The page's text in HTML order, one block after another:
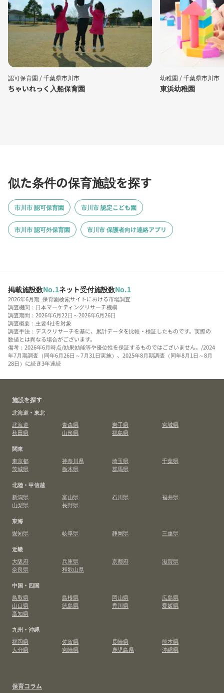
認可保育園 /千葉県市川市
ちゃいれっく入船保育園
幼稚園 /千葉県市川市
東浜幼稚園
似た条件の保育施設を探す
市川市 認可保育園 市川市 認定こども園
市川市 認可外保育園 市川市 保護者向け連絡アプリ
掲載施設数No.1ネット受付施設数No.1
2026年6月期_保育園検索サイトにおける市場調査
調査機関：日本マーケティングリサーチ機構
調査期間：2026年6月22日～2026年6月26日
調査概要：主要4社を対象
調査手法：デスクリサーチを基に、累計データを比較・検証したものです。実際の
数値とは異なる場合がございます。
備考：2026年6月時点/効果効能等や優位性を保証するものではございません。/2024
年7月期調査（同年6月26日～7月31日実施）、2025年8月期調査（同年8月1日～8月
28日）に続き3年連続
施設を探す
北海道・東北
北海道
青森県 岩手県
宮城県
秋田県
山形県
福島県
関東
東京都
神奈川県 埼玉県
千葉県
茨城県
栃木県
群馬県
北陸・甲信越
新潟県
富山県 石川県
福井県
山梨県
長野県
東海
愛知県
岐阜県 静岡県
三重県
近畿
大阪府
兵庫県 京都府
滋賀県
奈良県
和歌山県
中国・四国
鳥取県
島根県 岡山県
広島県
山口県
徳島県 香川県
愛媛県
高知県
九州・沖縄
福岡県
佐賀県 長崎県
熊本県
大分県
宮崎県 鹿児島県 沖縄県
保育コラム